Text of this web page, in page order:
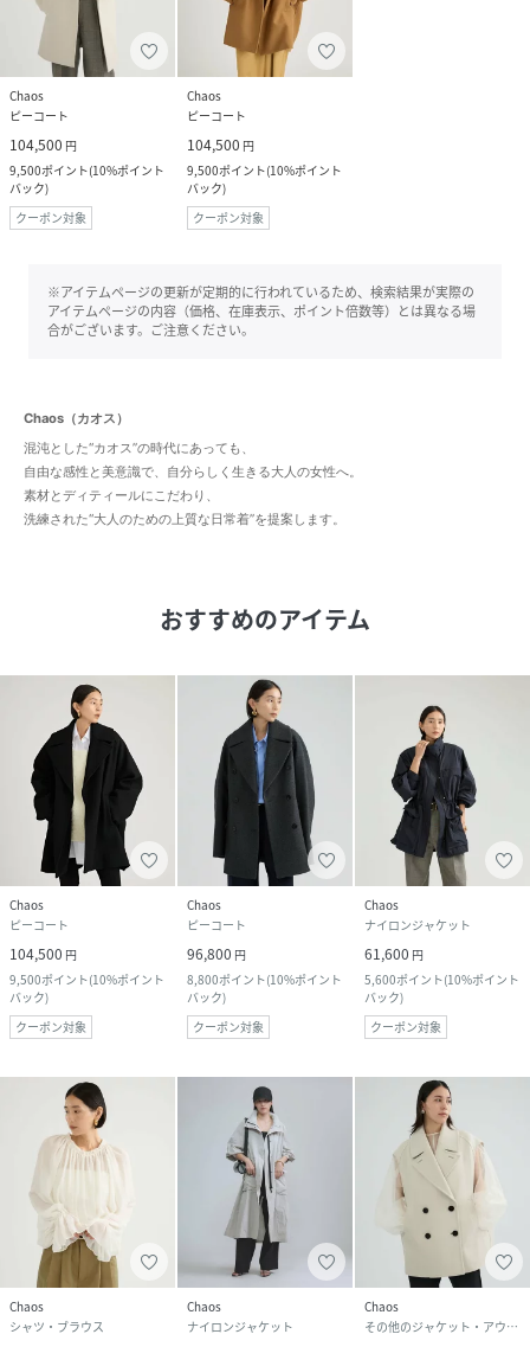
Chaos
ピーコート
104,500 円
9,500ポイント(10%ポイント
バック)
クーポン対象
Chaos
ピーコート
104,500 円
9,500ポイント(10%ポイント
バック)
クーポン対象
※アイテムページの更新が定期的に行われているため、検索結果が実際の
アイテムページの内容（価格、在庫表示、ポイント倍数等）とは異なる場
合がございます。ご注意ください。
Chaos（カオス）
混沌とした“カオス”の時代にあっても、
自由な感性と美意識で、自分らしく生きる大人の女性へ。
素材とディティールにこだわり、
洗練された“大人のための上質な日常着”を提案します。
おすすめのアイテム
Chaos
ピーコート
104,500 円
9,500ポイント(10%ポイント
バック)
クーポン対象
Chaos
ピーコート
96,800 円
8,800ポイント(10%ポイント
バック)
クーポン対象
Chaos
ナイロンジャケット
61,600 円
5,600ポイント(10%ポイント
バック)
クーポン対象
Chaos
シャツ・ブラウス
Chaos
ナイロンジャケット
Chaos
その他のジャケット・アウター